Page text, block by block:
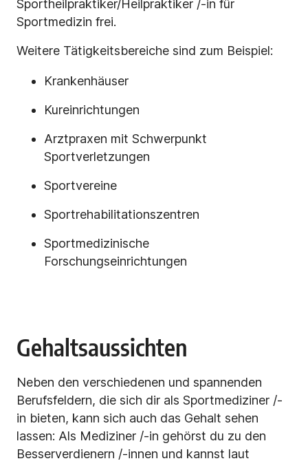
Sportheilpraktiker/Heilpraktiker /-in für
Sportmedizin frei.
Weitere Tätigkeitsbereiche sind zum Beispiel:
Krankenhäuser
Kureinrichtungen
Arztpraxen mit Schwerpunkt
Sportverletzungen
Sportvereine
Sportrehabilitationszentren
Sportmedizinische
Forschungseinrichtungen
Gehaltsaussichten
Neben den verschiedenen und spannenden
Berufsfeldern, die sich dir als Sportmediziner /-
in bieten, kann sich auch das Gehalt sehen
lassen: Als Mediziner /-in gehörst du zu den
Besserverdienern /-innen und kannst laut